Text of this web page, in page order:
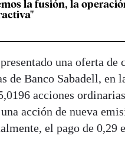
la fusión, la
una oferta de
de Banco Sabadell, en
acciones
acción de nueva
el pago de 0,29